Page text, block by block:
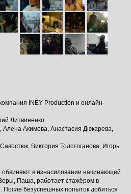
INEY Production и онлайн-
Литвиненко
Акимова, Анастасия Дюкарева,
Виктория Толстоганова, Игорь
обвиняют в изнасиловании начинающей
Паша, работает стажёром в
После безуспешных попыток добиться